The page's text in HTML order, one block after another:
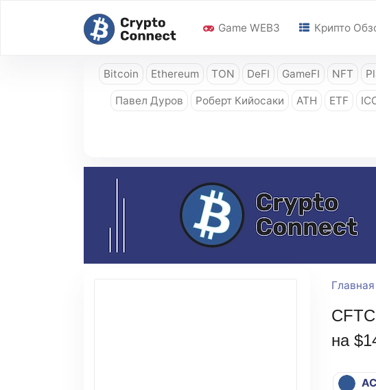
Game WEB3 Крипто
Bitcoin Ethereum TON DeFI GameFI NFT
Павел Дуров Роберт Кийосаки ATH ETF
Главная
на